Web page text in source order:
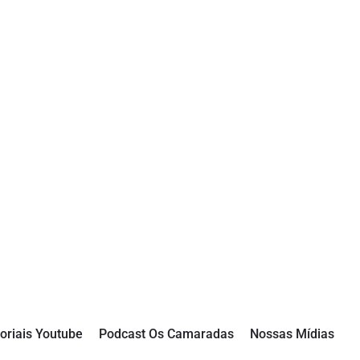
Youtube Podcast Os Camaradas Nossas Mídias